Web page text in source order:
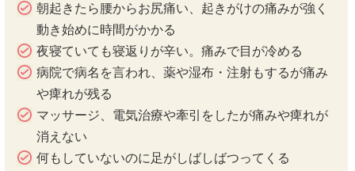
朝起きたら腰からお尻痛い、起きがけの痛みが強く
動き始めに時間がかかる
夜寝ていても寝返りが辛い。痛みで目が冷める
病院で病名を言われ、薬や湿布・注射もするが痛み
や痺れが残る
マッサージ、電気治療や牽引をしたが痛みや痺れが
消えない
何もしていないのに足がしばしばつってくる